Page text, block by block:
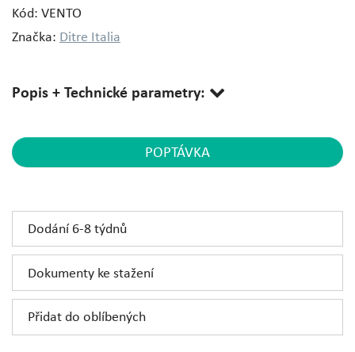
Kód: VENTO
Značka: Ditre Italia
Popis + Technické parametry:
POPTÁVKA
Přidat do oblíbených
Dokumenty ke stažení
Dodání 6-8 týdnů